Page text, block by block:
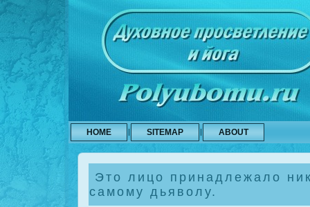
HOME SITEMAP ABOUT
Это лицо принадлежало
самому дьяволу.